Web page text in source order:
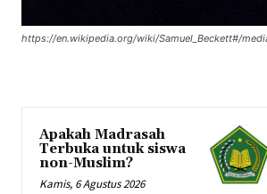
https://en.wikipedia.org/wiki/Samuel_Beckett#/
Apakah Madrasah
Terbuka untuk siswa
non-Muslim?
Kamis, 6 Agustus 2026